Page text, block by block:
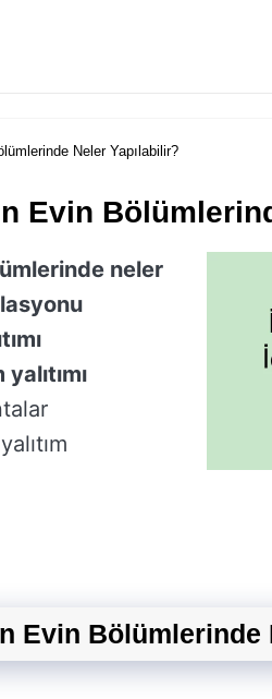
Neler Yapılabilir?
Evin
neler
Evin